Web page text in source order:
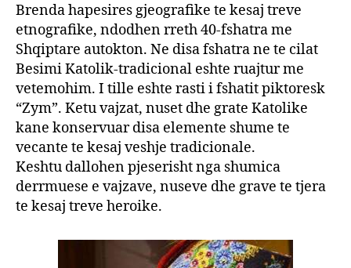
Brenda hapesires gjeografike te kesaj treve
etnografike, ndodhen rreth 40-fshatra me
Shqiptare autokton. Ne disa fshatra ne te cilat
Besimi Katolik-tradicional eshte ruajtur me
vetemohim. I tille eshte rasti i fshatit piktoresk
“Zym”. Ketu vajzat, nuset dhe grate Katolike
kane konservuar disa elemente shume te
vecante te kesaj veshje tradicionale.
Keshtu dallohen pjeserisht nga shumica
derrmuese e vajzave, nuseve dhe grave te tjera
te kesaj treve heroike.